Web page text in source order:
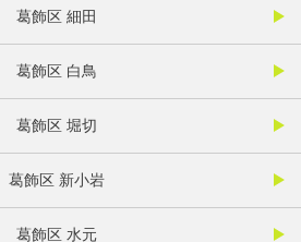
葛飾区 細田
葛飾区 白鳥
葛飾区 堀切
葛飾区 新小岩
葛飾区 水元